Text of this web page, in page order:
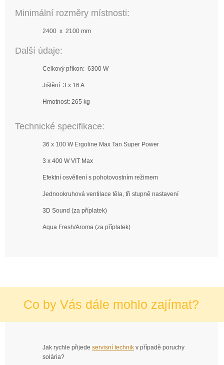
Minimální rozměry místnosti:
2400 x 2100 mm
Další údaje:
Celkový příkon: 6300 W
Jištění: 3 x 16 A
Hmotnost: 265 kg
Technické specifikace:
36 x 100 W Ergoline Max Tan Super Power
3 x 400 W VIT Max
Efektní osvětlení s pohotovostním režimem
Jednookruhová ventilace těla, tři stupně nastavení
3D Sound (za příplatek)
Aqua Fresh/Aroma (za příplatek)
Co by Vás dále mohlo zajímat?
Jak rychle přijede servisní technik v případě poruchy
solária?